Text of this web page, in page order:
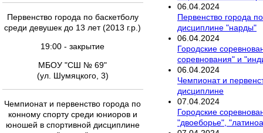
Первенство города по баскетболу
среди девушек до 13 лет (2013 г.р.)
19:00 - закрытие
МБОУ "СШ № 69"
(ул. Шумяцкого, 3)
Чемпионат и первенство города по
конному спорту среди юниоров и
юношей в спортивной дисциплине
06 04 2024
Первенство города
дисциплине "нарды"
06 04 2024
Городские
соревнования" и
06 04 2024
Чемпионат и
дисциплине
07 04 2024
Городские
"двоеборье",